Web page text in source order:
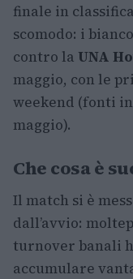
finale in
scomodo: i
contro la UNA
maggio, con le
weekend (fonti
maggio).
Che cosa è
Il match si è
dall’avvio:
turnover banali
accumulare